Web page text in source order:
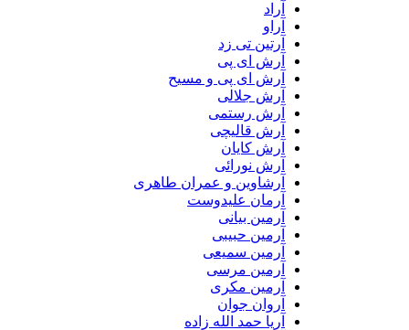
آرتین تی زد
آرش ای پی
آرش ای پی و مسیح
آرش جلالی
آرش رستمی
آرش قالیچی
آرش کایان
آرش نورائی
آرشاوین و عمران طاهری
آرمان علیدوست
آرمین بیانی
آرمین حبیبی
آرمین سمیعی
آرمین مرسی
آرمین مکری
آروان جوان
آریا حمد الله زاده